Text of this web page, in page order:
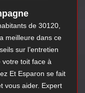
de 30120,
meilleure dans ce
sur l’entretien
votre toit face à
Et Esparon se fait
vous aider. Expert